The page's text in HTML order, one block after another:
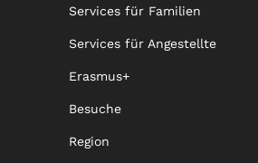
Services für Familien
Services für Angestellte
Erasmus+
Besuche
Region